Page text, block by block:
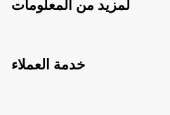
لمزيد من المعلومات
خدمة العملاء